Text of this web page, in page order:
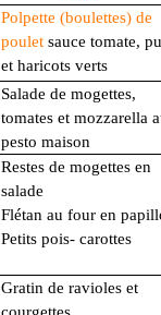
Polpette (boulettes) de
poulet sauce tomate,
et haricots verts
Salade de mogettes,
tomates et mozzarella
pesto maison
Restes de mogettes en
salade
Flétan au four en
Petits pois- carottes
Gratin de ravioles et